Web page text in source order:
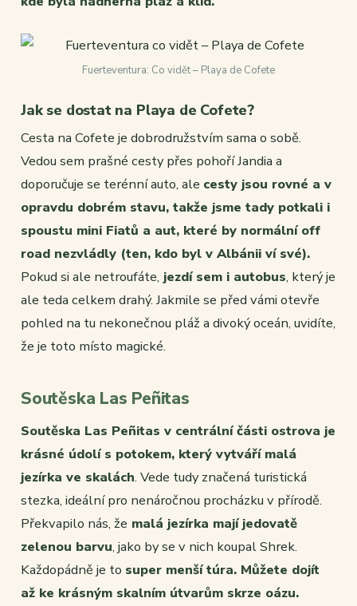
Fuerteventura: Co vidět – Playa de Cofete
Jak se dostat na Playa de Cofete?
Cesta na Cofete je dobrodružstvím sama o sobě.
Vedou sem prašné cesty přes pohoří Jandia a
doporučuje se terénní auto, ale cesty jsou rovné a v
opravdu dobrém stavu, takže jsme tady potkali i
spoustu mini Fiatů a aut, které by normální off
road nezvládly (ten, kdo byl v Albánii ví své).
Pokud si ale netroufáte, jezdí sem i autobus, který je
ale teda celkem drahý. Jakmile se před vámi otevře
pohled na tu nekonečnou pláž a divoký oceán, uvidíte,
že je toto místo magické.
Soutěska Las Peñitas
Soutěska Las Peñitas v centrální části ostrova je
krásné údolí s potokem, který vytváří malá
jezírka ve skalách. Vede tudy značená turistická
stezka, ideální pro nenáročnou procházku v přírodě.
Překvapilo nás, že malá jezírka mají jedovatě
zelenou barvu, jako by se v nich koupal Shrek.
Každopádně je to super menší túra. Můžete dojít
až ke krásným skalním útvarům skrze oázu.